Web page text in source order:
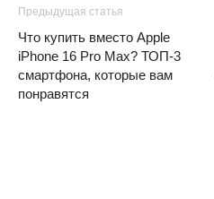
Предыдущая статья
Что купить вместо Apple
iPhone 16 Pro Max? ТОП-3
смартфона, которые вам
понравятся